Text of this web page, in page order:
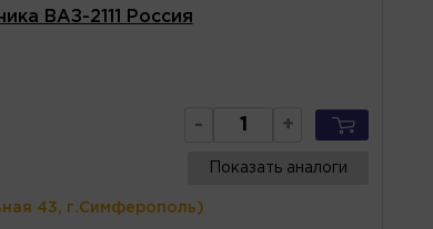
ВАЗ-2111 Россия
- +
Показать аналоги
43, г.Симферополь)